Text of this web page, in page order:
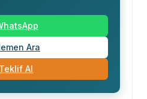
Ara
Teklif Al